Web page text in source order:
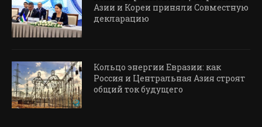
Азии и Кореи приняли Совместную
декларацию
Кольцо энергии Евразии: как
Россия и Центральная Азия строят
общий ток будущего